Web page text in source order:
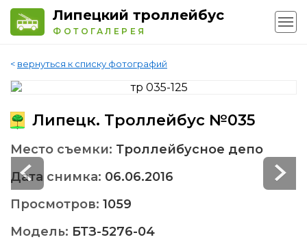
Липецкий троллейбус
ФОТОГАЛЕРЕЯ
< вернуться к списку фотографий
Липецк. Троллейбус №035
Место съемки: Троллейбусное депо
Дата снимка: 06.06.2016
Просмотров: 1059
Модель: БТЗ-5276-04